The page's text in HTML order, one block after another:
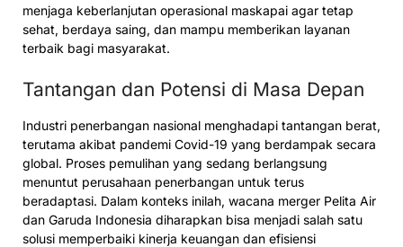
menjaga keberlanjutan operasional maskapai agar tetap
sehat, berdaya saing, dan mampu memberikan layanan
terbaik bagi masyarakat.
Tantangan dan Potensi di Masa Depan
Industri penerbangan nasional menghadapi tantangan berat,
terutama akibat pandemi Covid-19 yang berdampak secara
global. Proses pemulihan yang sedang berlangsung
menuntut perusahaan penerbangan untuk terus
beradaptasi. Dalam konteks inilah, wacana merger Pelita Air
dan Garuda Indonesia diharapkan bisa menjadi salah satu
solusi memperbaiki kinerja keuangan dan efisiensi